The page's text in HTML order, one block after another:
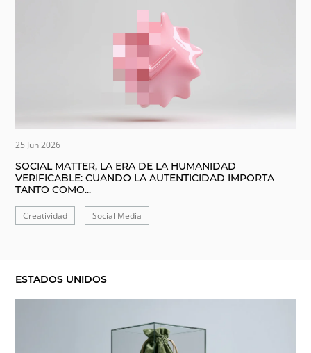
25 Jun 2026
SOCIAL MATTER, LA ERA DE LA HUMANIDAD
VERIFICABLE: CUANDO LA AUTENTICIDAD IMPORTA
TANTO COMO...
Creatividad Social Media
ESTADOS UNIDOS